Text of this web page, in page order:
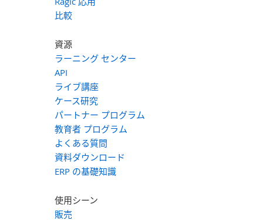
比較
資源
ラーニング センター
API
ライブ講座
ケース研究
パートナー プログラム
教育者 プログラム
よくある質問
資料ダウンロード
ERP の基礎知識
使用シーン
販売